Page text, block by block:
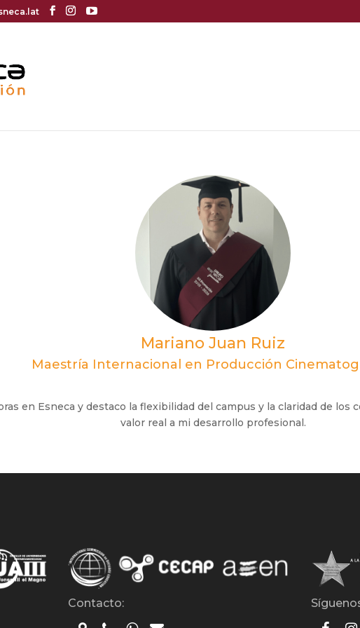
Mariano Juan Ruiz
Maestría Internacional en Producción
en Esneca y destaco la flexibilidad del campus y la claridad de los
valor real a mi desarrollo profesional.
Contacto: